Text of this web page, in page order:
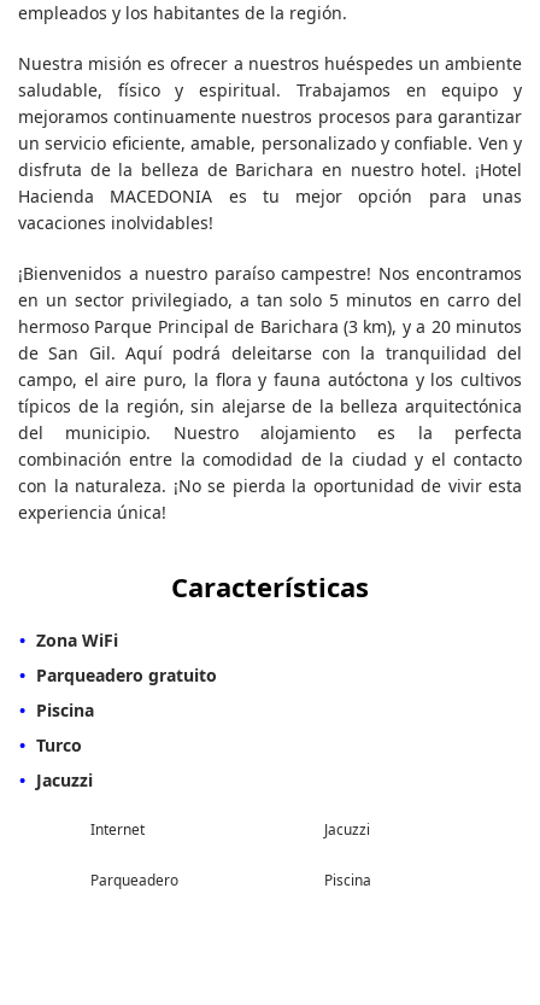
empleados y los habitantes de la región.
Nuestra misión es ofrecer a nuestros huéspedes un ambiente
saludable, físico y espiritual. Trabajamos en equipo y
mejoramos continuamente nuestros procesos para garantizar
un servicio eficiente, amable, personalizado y confiable. Ven y
disfruta de la belleza de Barichara en nuestro hotel. ¡Hotel
Hacienda MACEDONIA es tu mejor opción para unas
vacaciones inolvidables!
¡Bienvenidos a nuestro paraíso campestre! Nos encontramos
en un sector privilegiado, a tan solo 5 minutos en carro del
hermoso Parque Principal de Barichara (3 km), y a 20 minutos
de San Gil. Aquí podrá deleitarse con la tranquilidad del
campo, el aire puro, la flora y fauna autóctona y los cultivos
típicos de la región, sin alejarse de la belleza arquitectónica
del municipio. Nuestro alojamiento es la perfecta
combinación entre la comodidad de la ciudad y el contacto
con la naturaleza. ¡No se pierda la oportunidad de vivir esta
experiencia única!
Características
Zona WiFi
Parqueadero gratuito
Piscina
Turco
Jacuzzi
Internet Jacuzzi
Parqueadero Piscina